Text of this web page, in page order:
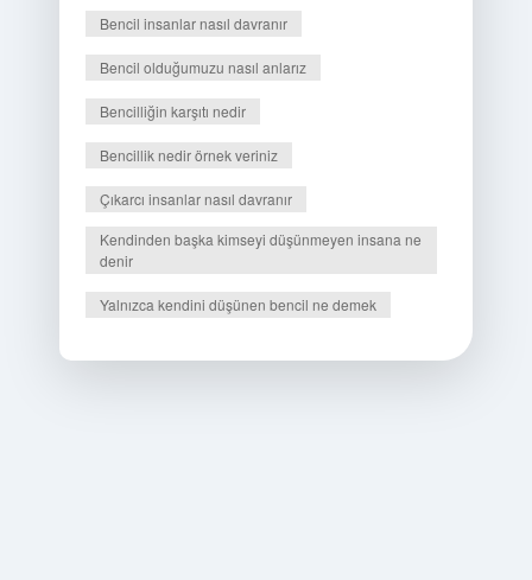
Bencil insanlar nasıl davranır
Bencil olduğumuzu nasıl anlarız
Bencilliğin karşıtı nedir
Bencillik nedir örnek veriniz
Çıkarcı insanlar nasıl davranır
Kendinden başka kimseyi düşünmeyen insana ne
denir
Yalnızca kendini düşünen bencil ne demek